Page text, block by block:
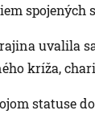
uvalila
kríža,
statuse